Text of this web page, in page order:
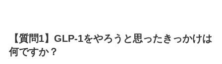
【質問1】 GLP-1をやろうと思ったきっかけは
何ですか？